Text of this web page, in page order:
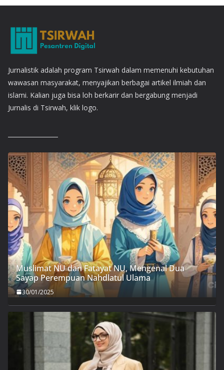
Jurnalistik adalah program Tsirwah dalam memenuhi kebutuhan
wawasan masyarakat, menyajikan berbagai artikel ilmiah dan
islami. Kalian juga bisa loh berkarir dan bergabung menjadi
Jurnalis di Tsirwah, klik logo.
Muslimat NU dan Fatayat NU, Mengenal Dua
Sayap Perempuan Nahdlatul Ulama
30/01/2025